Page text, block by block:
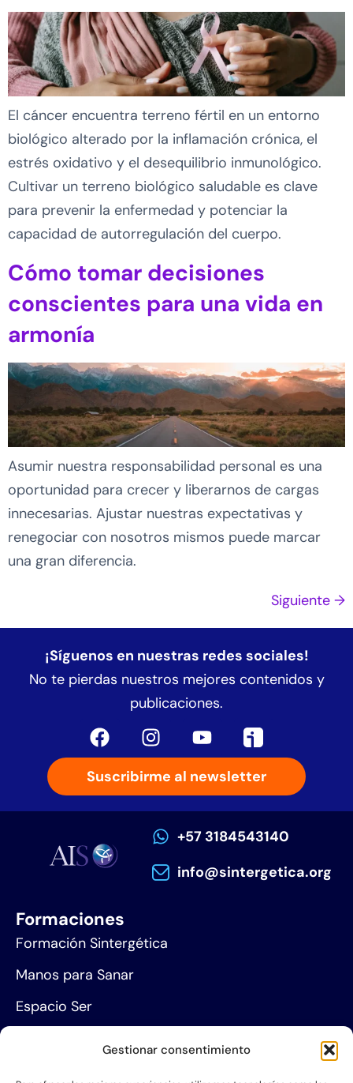
Gestionar consentimiento
El cáncer encuentra terreno fértil en un entorno
biológico alterado por la inflamación crónica, el
estrés oxidativo y el desequilibrio inmunológico.
Cultivar un terreno biológico saludable es clave
para prevenir la enfermedad y potenciar la
capacidad de autorregulación del cuerpo.
Cómo tomar decisiones
conscientes para una vida en
armonía
Asumir nuestra responsabilidad personal es una
oportunidad para crecer y liberarnos de cargas
innecesarias. Ajustar nuestras expectativas y
renegociar con nosotros mismos puede marcar
una gran diferencia.
Siguiente →
¡Síguenos en nuestras redes sociales!
No te pierdas nuestros mejores contenidos y
publicaciones.
Suscribirme al newsletter
+57 3184543140
info@sintergetica.org
Formaciones
Formación Sintergética
Manos para Sanar
Espacio Ser